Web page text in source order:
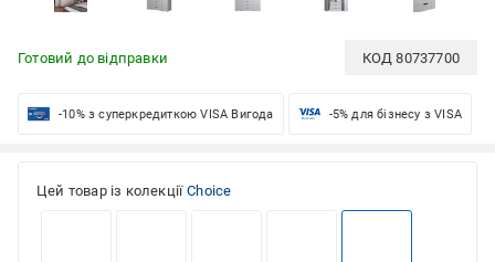
Готовий до відправки КОД80737700
-10% з суперкредиткою VISA Вигода -5% для бізнесу з VISA
Цей товар із колекції Choice